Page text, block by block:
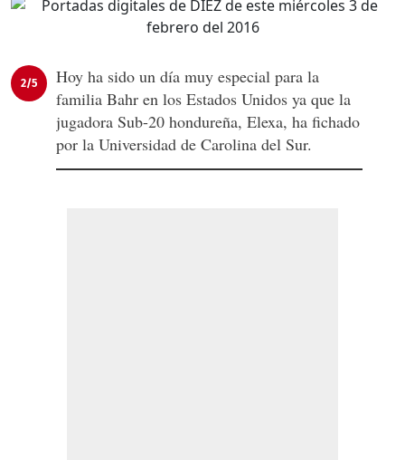
2/5
Hoy ha sido un día muy especial para la
familia Bahr en los Estados Unidos ya que la
jugadora Sub-20 hondureña, Elexa, ha fichado
por la Universidad de Carolina del Sur.